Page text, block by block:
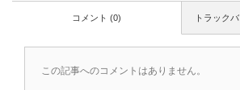
トラック
コメント (0)
この記事へのコメントはありません。